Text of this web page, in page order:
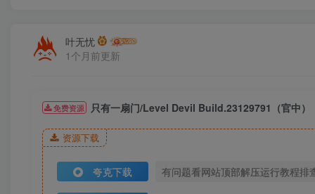
叶无忧
1个月前更新
免费资源 只有一扇门/Level Devil Build.23129791（官中）
资源下载
夸克下载 有问题看网站顶部解压运行教程排